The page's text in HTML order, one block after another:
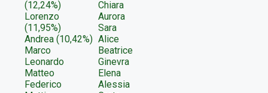
(12,24%)
Lorenzo
(11,95%)
Andrea (10,42%)
Marco
Leonardo
Matteo
Federico
Chiara
Aurora
Sara
Alice
Beatrice
Ginevra
Elena
Alessia